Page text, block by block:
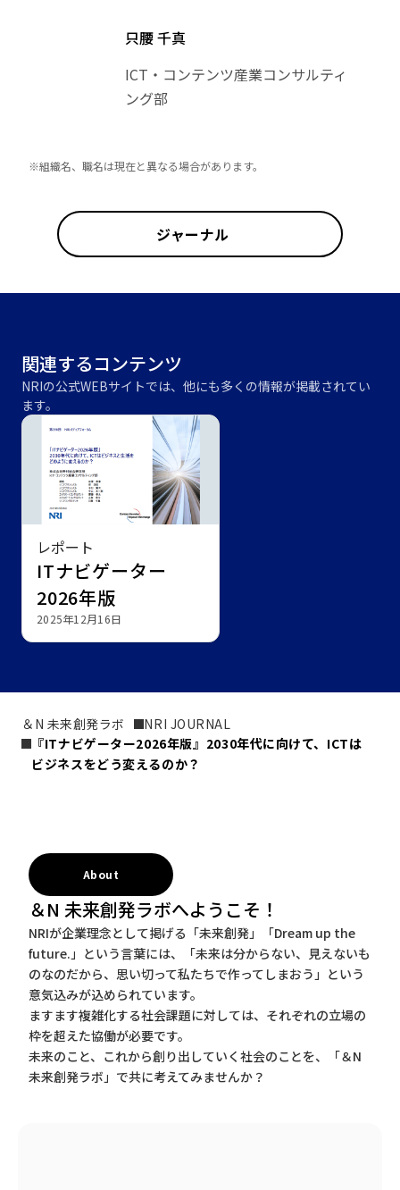
只腰 千真
ICT・コンテンツ産業コンサルティ
ング部
※組織名、職名は現在と異なる場合があります。
ジャーナル
関連するコンテンツ
NRIの公式WEBサイトでは、他にも多くの情報が掲載されてい
ます。
レポート
ITナビゲーター
2026年版
2025年12月16日
＆N 未来創発ラボ
NRI JOURNAL
『ITナビゲーター2026年版』――2030年代に向けて、ICTは
ビジネスをどう変えるのか？
About
＆N 未来創発ラボへようこそ！
NRIが企業理念として掲げる「未来創発」「Dream up the
future.」という言葉には、「未来は分からない、見えないも
のなのだから、思い切って私たちで作ってしまおう」という
意気込みが込められています。
ますます複雑化する社会課題に対しては、それぞれの立場の
枠を超えた協働が必要です。
未来のこと、これから創り出していく社会のことを、「＆N
未来創発ラボ」で共に考えてみませんか？